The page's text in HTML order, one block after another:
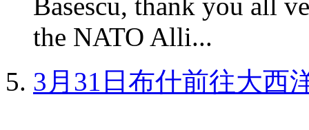
the NATO Alli...
3月31日布什前往大西